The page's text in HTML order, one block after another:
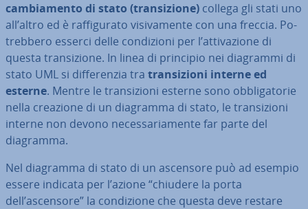
cam­bia­men­to di stato (tran­si­zio­ne) collega gli stati uno
all’altro ed è raf­fi­gu­ra­to vi­si­va­men­te con una freccia. Po­
treb­be­ro esserci delle con­di­zio­ni per l’at­ti­va­zio­ne di
questa tran­si­zio­ne. In linea di principio nei diagrammi di
stato UML si dif­fe­ren­zia tra tran­si­zio­ni interne ed
esterne. Mentre le tran­si­zio­ni esterne sono ob­bli­ga­to­rie
nella creazione di un diagramma di stato, le tran­si­zio­ni
interne non devono ne­ces­sa­ria­men­te far parte del
diagramma.
Nel diagramma di stato di un ascensore può ad esempio
essere indicata per l’azione “chiudere la porta
dell’ascensore” la con­di­zio­ne che questa deve restare